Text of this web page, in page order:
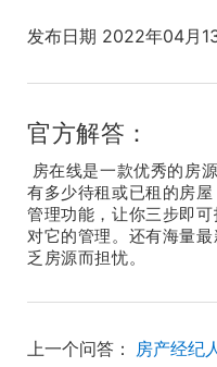
发布日期 2022年04月
官方解答：
房在线是一款优秀的房
有多少待租或已租的房
管理功能，让你三步即
对它的管理。还有海量
乏房源而担忧。
上一个问答：